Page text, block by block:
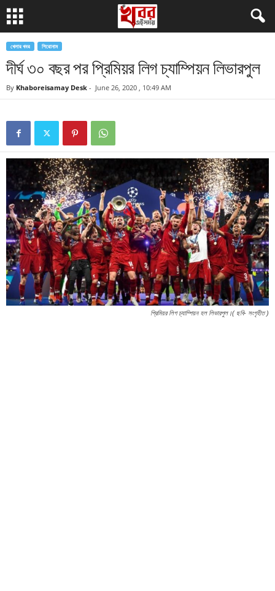
খেলার খবর শিরোনাম
দীর্ঘ ৩০ বছর পর প্রিমিয়র লিগ চ্যাম্পিয়ন লিভারপুল
By Khaboreisamay Desk - June 26, 2020 , 10:49 AM
প্রিমিয়র লিগ চ্যাম্পিয়ন হল লিভারপুল।( ছবি- সংগৃহীত )